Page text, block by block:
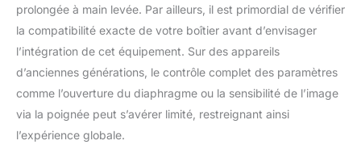
stabilisation avancé
compense
vibrations et
mouvements brusques
pour garantir des
vidéos fluides et
prolongée à main levée. Par ailleurs, il est primordial de vérifier
la compatibilité exacte de votre boîtier avant d’envisager
l’intégration de cet équipement. Sur des appareils
d’anciennes générations, le contrôle complet des paramètres
comme l’ouverture du diaphragme ou la sensibilité de l’image
via la poignée peut s’avérer limité, restreignant ainsi
l’expérience globale.